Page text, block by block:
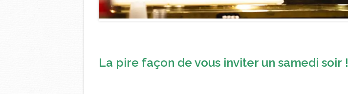
La pire façon de vous inviter un samedi soir !